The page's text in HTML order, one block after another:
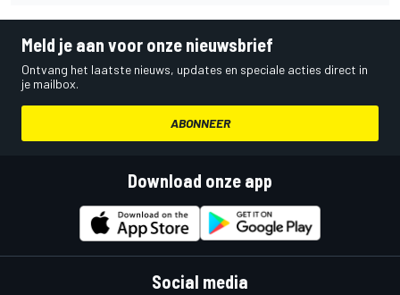
Meld je aan voor onze nieuwsbrief
Ontvang het laatste nieuws, updates en speciale acties direct in
je mailbox.
ABONNEER
Download onze app
Social media